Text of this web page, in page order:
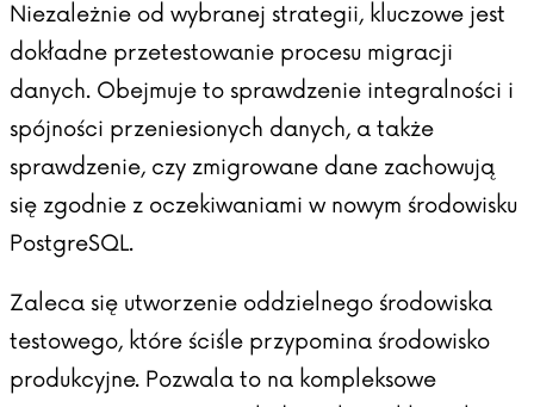
Niezależnie od wybranej strategii, kluczowe jest
dokładne przetestowanie procesu migracji
danych. Obejmuje to sprawdzenie integralności i
spójności przeniesionych danych, a także
sprawdzenie, czy zmigrowane dane zachowują
się zgodnie z oczekiwaniami w nowym środowisku
PostgreSQL.
Zaleca się utworzenie oddzielnego środowiska
testowego, które ściśle przypomina środowisko
produkcyjne. Pozwala to na kompleksowe